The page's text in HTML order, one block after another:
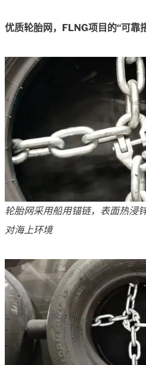
优质轮胎网，FLNG项目的“可靠
轮胎网采用船用锚链，表面热浸
对海上环境